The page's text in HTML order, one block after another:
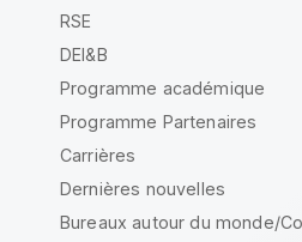
RSE
DEI&B
Programme académique
Programme Partenaires
Carrières
Dernières nouvelles
Bureaux autour du monde/